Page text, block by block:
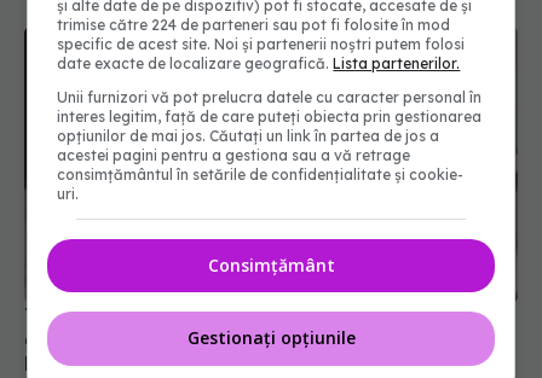
Tragedie în lumea medicală. Cine este tânăra
doctoriță care și-a pierdut viața în accidentul din
Masivul Caraiman
și alte date de pe dispozitiv) pot fi stocate, accesate de și
trimise către 224 de parteneri sau pot fi folosite în mod
specific de acest site. Noi și partenerii noștri putem folosi
date exacte de localizare geografică.Lista partenerilor.
Unii furnizori vă pot prelucra datele cu caracter personal în
interes legitim, față de care puteți obiecta prin gestionarea
opțiunilor de mai jos. Căutați un link în partea de jos a
acestei pagini pentru a gestiona sau a vă retrage
consimțământul în setările de confidențialitate și cookie-
uri.
Consimțământ
Gestionați opțiunile